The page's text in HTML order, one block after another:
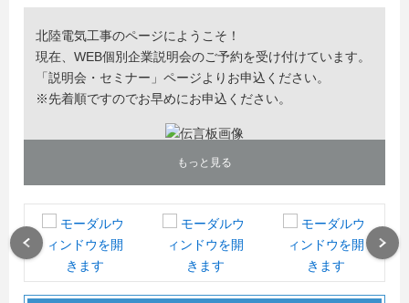
北陸電気工事のページにようこそ！
現在、WEB個別企業説明会のご予約を受け付けています。
「説明会・セミナー」ページよりお申込ください。
※先着順ですのでお早めにお申込ください。
もっと見る